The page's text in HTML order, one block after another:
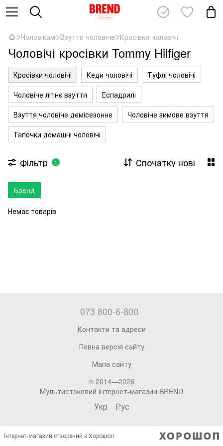
Чоловікам Взуття чоловіче Кросівки чоловічі
Чоловічі кросівки Tommy Hilfiger
Кросівки чоловічі Кеди чоловічі
Туфлі чоловічі
Чоловіче літнє взуття
Еспадрилі
Взуття чоловіче демісезонне
Чоловіче зимове взуття
Тапочки домашні чоловічі
Фільтр 1 Спочатку нові
Бренд
Немає товарів
073 800-6-800
Контакти та адреси
Повна версія сайту
Мапа сайту
© 2014—2026
Мультистоковий інтернет-магазин BREND
Укр Рус
Інтернет-магазин створений з Хорошоп